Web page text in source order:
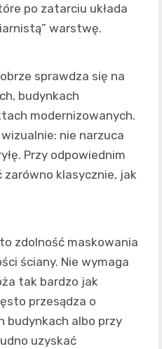
po zatarciu układa
warstwę.
sprawdza się na
budynkach
modernizowanych.
nie narzuca
Przy odpowiednim
zarówno klasycznie, jak
zdolność maskowania
ściany. Nie wymaga
tak bardzo jak
przesądza o
budynkach albo przy
uzyskać